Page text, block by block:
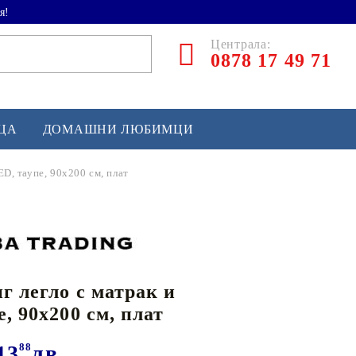
Централа:
0878 17 49 71
и софтбол
и лакрос
спортно оборудване
ДОМАШНИ ЛЮБИМЦИ
таупе, 90x200 см, плат
легло с матрак и
90x200 см, плат
88